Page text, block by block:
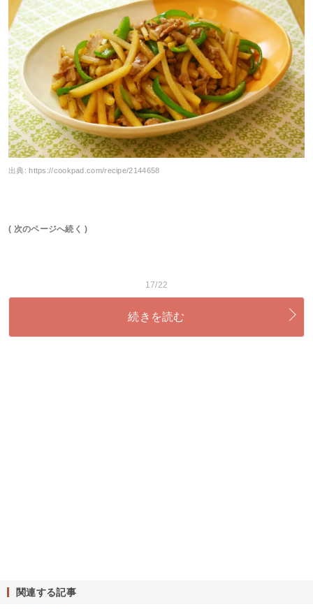
出典: https://cookpad.com/recipe/2144658
( 次のページへ続く )
17/22
続きを読む
関連する記事